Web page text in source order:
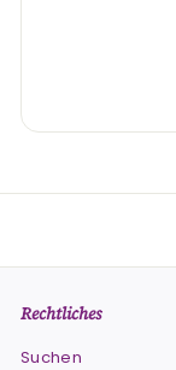
Rechtliches
Suchen